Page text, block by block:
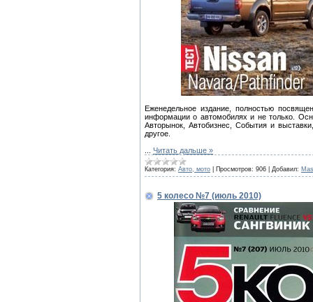
Еженедельное издание, полностью
информации о автомобилях и не только.
Авторынок, Автобизнес, События и
другое.
Читать дальше »
Категория: Авто, мото Просмотров: 906 Добавил:
5 колесо №7 (июль 2010)